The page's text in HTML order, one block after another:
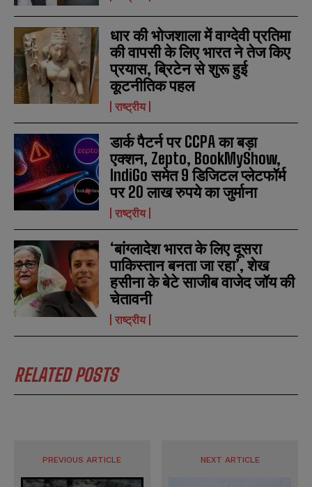
e
E
m
a
i
l
*
N
u
m
b
e
SUBMIT
e
E
m
a
i
l
*
N
u
m
b
e
SUBMIT
धार की भोजशाला में वाग्देवी प्रतिमा
की वापसी के लिए भारत ने तेज किए
प्रयास, ब्रिटेन से शुरू हुई
कूटनीतिक पहल
राष्ट्रीय
डार्क पैटर्न पर CCPA का बड़ा
एक्शन, Zepto, BookMyShow,
IndiGo समेत 9 डिजिटल प्लेटफॉर्म
पर 20 लाख रुपये का जुर्माना
राष्ट्रीय
‘बांग्लादेश भारत के लिए दूसरा
पाकिस्तान बनता जा रहा’, शेख
हसीना के बेटे साजीब वाजेद जॉय की
चेतावनी
राष्ट्रीय
RELATED POSTS
PREVIOUS ARTICLE NEXT ARTICLE